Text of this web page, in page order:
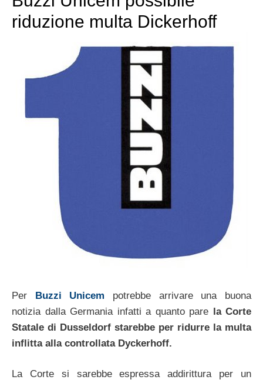
riduzione multa Dickerhoff
Per Buzzi Unicem potrebbe arrivare una buona
notizia dalla Germania infatti a quanto pare la Corte
Statale di Dusseldorf starebbe per ridurre la multa
inflitta alla controllata Dyckerhoff.
La Corte si sarebbe espressa addirittura per un